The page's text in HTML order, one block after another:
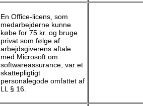
En Office-licens, som
medarbejderne kunne
købe for 75 kr. og bruge
privat som følge af
arbejdsgiverens aftale
med Microsoft om
softwareassurance, var et
skattepligtigt
personalegode omfattet af
LL § 16.